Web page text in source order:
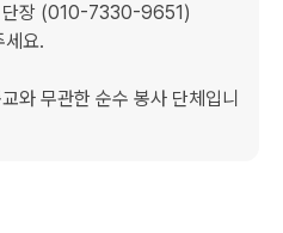
단장 (010-7330-9651)
세요.
와 무관한 순수 봉사 단체입니